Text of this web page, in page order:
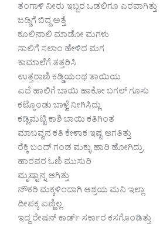
ತಂಗಾಳಿ ನೀರು ಇಬ್ಬರ ಒಡಲಿಗೂ ಎರವಾಗಿತ್ತು
ಜಡ್ಡಿಗೆ ಬಿದ್ದ ಅತ್ತೆ
ಕೂಲಿನಾಲಿ ಮಾಡೋ ಮಗಳು
ಸಾಲಿಗೆ ಸಲಾಂ ಹೇಳಿದ ಮಗ
ಕಾಮಾಲೆಗೆ ತತ್ತರಿಸಿ
ಉತ್ತರಾಣಿ ಕಡ್ಡಿಯಂಥ ತಾಯಿಯ
ಎದೆ ಹಾಲಿಗೆ ಬಾಯಿ ಹಾಕೋ ಬಗಲ್ ಗೂಸು
ಕಟ್ಕೊಂಡು ಬಾಳ್ವೆ ನೀಗಿಸಿದ್ಲು
ಕಡ್ಲಿಮಟ್ಟಿ ಕಾಶಿ ಬಾಯಿ ಕತಿಗಿಂತ
ಮಾಬವ್ವನ ಕತಿ ಕೇಳಾಕ ಇಷ್ಟ ಆಗತಿತ್ತು
ರೆಕ್ಕಿ ಬಂದ್ ಗಂಡ ಮಕ್ಳು ಹಾರಿ ಹೋಗಿದ್ರು
ಹಾರವರ ಓಣಿ ಮುಸುರಿ
ಮೃಷ್ಟಾನ್ನ ಆಗಿತ್ತು
ನೌಕರಿ ಮಕ್ಕಳಿಂದಾಗಿ ಆಶ್ರಯ ಮನಿ ಇಲ್ಲಾ
ದೀಪಕ್ಕ ಎಣ್ಣಿಲ್ಲ
ಇದ್ದ ರೇಷನ್ ಕಾರ್ಡ್ ಸರ್ಕಾರ ಕಸಗೊಂಡಿತ್ತು